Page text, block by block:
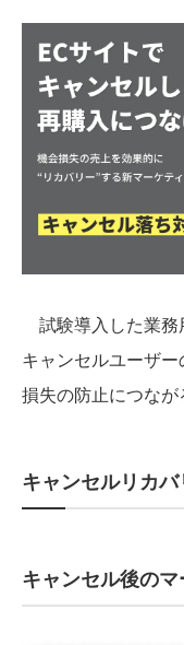
試験導入した業務
キャンセルユーザ
損失の防止につなが
キャンセルリカ
キャンセル後の